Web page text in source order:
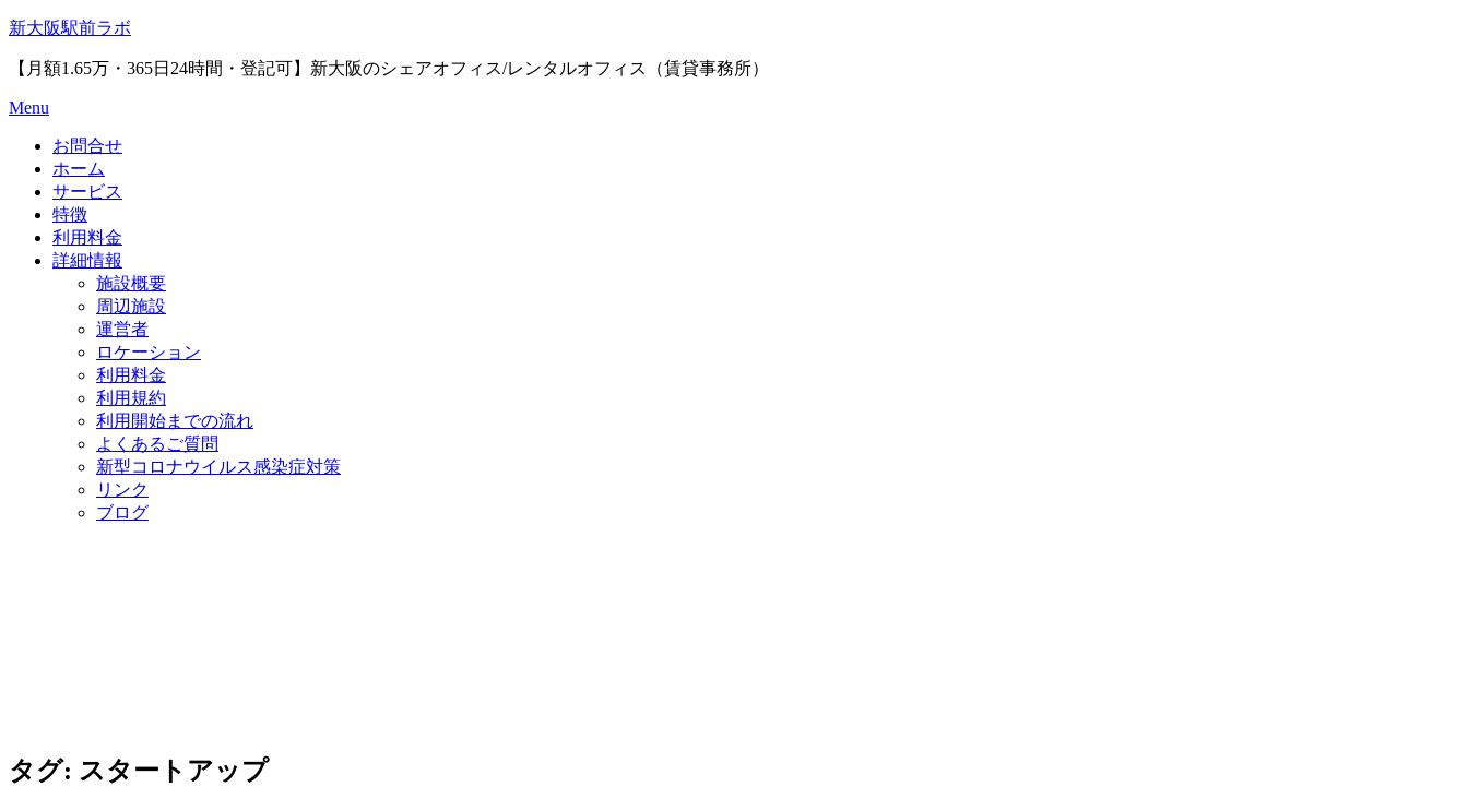
Skip
content
新大阪駅前ラボ
【月額1.65万・365日24時間・登記可】新大阪のシェアオフィス/レンタルオフィス（賃貸事務所）
Menu
お問合せ
ホーム
サービス
特徴
利用料金
詳細情報
施設概要
周辺施設
運営者
ロケーション
利用料金
利用規約
利用開始までの流れ
よくあるご質問
新型コロナウイルス感染症対策
リンク
ブログ
タグ: スタートアップ